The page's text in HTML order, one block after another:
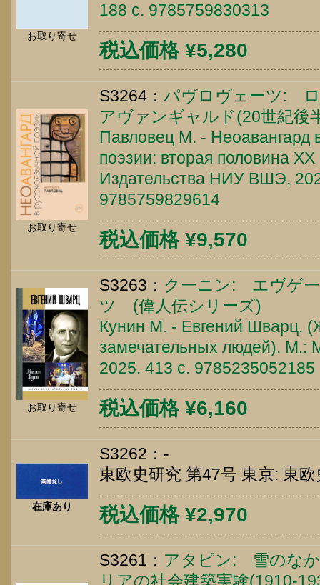
お取り寄せ
188 c. 9785759830313
税込価格 ¥5,280
お取り寄せ
S3264： パヴロヴェーツ:
アヴァンギャルド(20世紀後
Павловец М. - Неоавангард
поэзии: вторая половина
Издательства НИУ ВШЭ,
9785759829614
税込価格 ¥9,570
お取り寄せ
S3263： クーニン: エヴゲ
ツ (偉人伝シリーズ)
Кунин М. - Евгений Шварц.
замечательных людей). М.:
2025. 413 c. 9785235052185
税込価格 ¥6,160
在庫あり
S3262：-
東欧史研究 第47号 東京: 東
税込価格 ¥2,970
S3261： アタピン: 雪のな
リアの社会建築実験(1910-